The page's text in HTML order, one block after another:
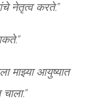
नेतृत्व करते.”
माझ्या आयुष्यात